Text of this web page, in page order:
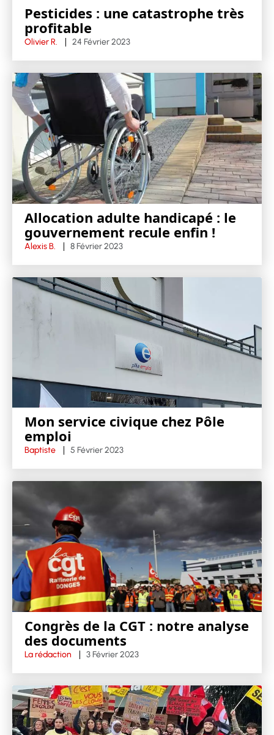
Pesticides : une catastrophe très
profitable
Olivier R. 24 Février 2023
Allocation adulte handicapé : le
gouvernement recule enfin !
Alexis B. 8 Février 2023
Mon service civique chez Pôle
emploi
Baptiste 5 Février 2023
Congrès de la CGT : notre analyse
des documents
La rédaction 3 Février 2023